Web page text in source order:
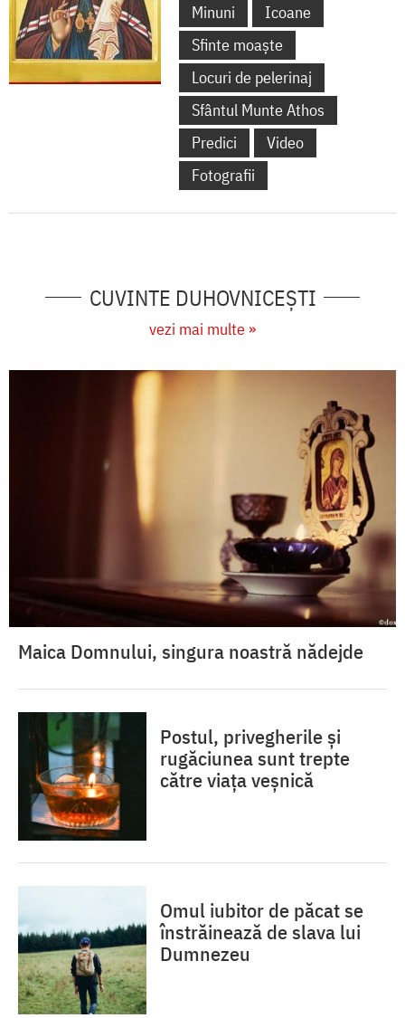
Minuni
Icoane
Sfinte moaște
Locuri de pelerinaj
Sfântul Munte Athos
Predici
Video
Fotografii
CUVINTE DUHOVNICEȘTI
vezi mai multe »
Maica Domnului, singura noastră nădejde
Postul, privegherile și
rugăciunea sunt trepte
către viața veșnică
Omul iubitor de păcat se
înstrăinează de slava lui
Dumnezeu